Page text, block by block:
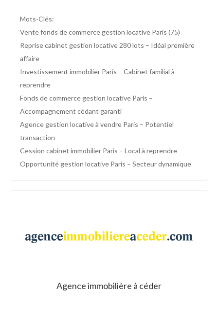
Mots-Clés:
Vente fonds de commerce gestion locative Paris (75)
Reprise cabinet gestion locative 280 lots – Idéal première
affaire
Investissement immobilier Paris – Cabinet familial à
reprendre
Fonds de commerce gestion locative Paris –
Accompagnement cédant garanti
Agence gestion locative à vendre Paris – Potentiel
transaction
Cession cabinet immobilier Paris – Local à reprendre
Opportunité gestion locative Paris – Secteur dynamique
Agence immobilière à céder